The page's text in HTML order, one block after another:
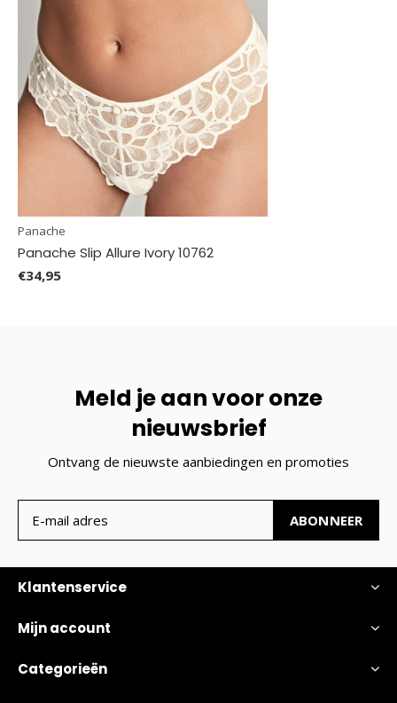
Panache
Panache Slip Allure Ivory 10762
€34,95
Meld je aan voor onze
nieuwsbrief
Ontvang de nieuwste aanbiedingen en promoties
ABONNEER
Klantenservice
Mijn account
Categorieën